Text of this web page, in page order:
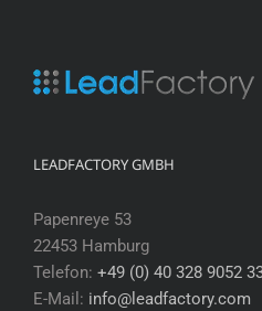
LEADFACTORY GMBH
Papenreye 53
22453 Hamburg
Telefon: +49 (0) 40 328 9052
E-Mail: info@leadfactory.com